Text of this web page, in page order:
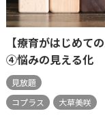
【療育がはじめて
④悩みの見える化
見放題
コプラス
大草美咲